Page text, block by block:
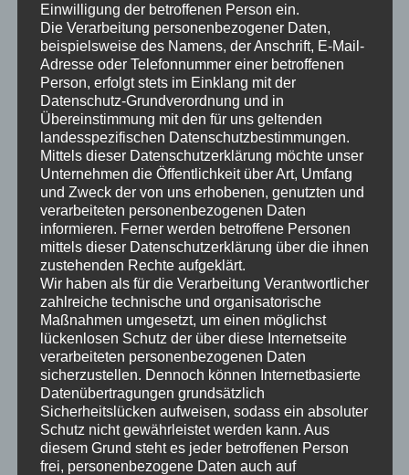
Epson Epson Heimkin 2250 3LCD 1080p
Heimkino 2250 3LCD 1080p
HD (1920 x 1080)
2700 Lumen
Optoma Optoma CinemaX P2 4K UHD Laser-Kino
CinemaX P2 4K UHD-Laser-Kino
4K (3840 x 2160)
3000 Lumen
Epson Epson LS300 EpiqVision Ultra Smart Streaming
Laser Weiß
LS300 EpiqVi
Heimkino-Projektor-Kaufberatung
Epson Epson LS300 EpiqVision Ultra Smart Streaming
Laser Weiß
Einwilligung der betroffenen Person ein.
Die Verarbeitung personenbezogener Daten,
beispielsweise des Namens, der Anschrift, E-Mail-
Adresse oder Telefonnummer einer betroffenen
Person, erfolgt stets im Einklang mit der
Datenschutz-Grundverordnung und in
Übereinstimmung mit den für uns geltenden
landesspezifischen Datenschutzbestimmungen.
Mittels dieser Datenschutzerklärung möchte unser
Unternehmen die Öffentlichkeit über Art, Umfang
und Zweck der von uns erhobenen, genutzten und
verarbeiteten personenbezogenen Daten
informieren. Ferner werden betroffene Personen
mittels dieser Datenschutzerklärung über die ihnen
zustehenden Rechte aufgeklärt.
Wir haben als für die Verarbeitung Verantwortlicher
zahlreiche technische und organisatorische
Maßnahmen umgesetzt, um einen möglichst
lückenlosen Schutz der über diese Internetseite
verarbeiteten personenbezogenen Daten
sicherzustellen. Dennoch können Internetbasierte
Datenübertragungen grundsätzlich
Sicherheitslücken aufweisen, sodass ein absoluter
Schutz nicht gewährleistet werden kann. Aus
diesem Grund steht es jeder betroffenen Person
frei, personenbezogene Daten auch auf